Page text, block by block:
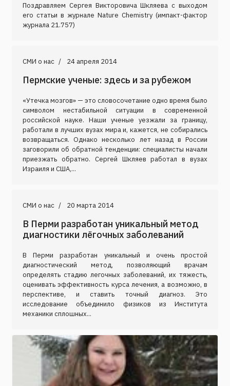
Поздравляем Сергея Викторовича Шкляева с выходом
его статьи в журнале Nature Chemistry (импакт-фактор
журнала 21.757)
СМИ о нас 24 апреля 2014
Пермские ученые: здесь и за рубежом
«Утечка мозгов» — это словосочетание одно время было
символом нестабильной ситуации в современной
российской науке. Наши ученые уезжали за границу,
работали в лучших вузах мира и, кажется, не собирались
возвращаться. Однако несколько лет назад в России
заговорили об обратной тенденции: специалисты начали
приезжать обратно. Сергей Шкляев работал в вузах
Израиля и США,...
СМИ о нас 20 марта 2014
В Перми разработан уникальный метод
диагностики лёгочных заболеваний
В Перми разработан уникальный и очень простой
диагностический метод, позволяющий врачам
определять стадию легочных заболеваний, их тяжесть,
оценивать эффективность курса лечения, а возможно, в
перспективе, и ставить точный диагноз. Это
исследование объединило физиков из Института
механики сплошных...